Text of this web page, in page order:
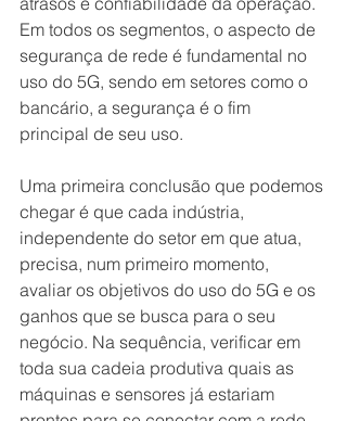
Em todos os segmentos, o aspecto de
segurança de rede é fundamental no
uso do 5G, sendo em setores como o
bancário, a segurança é o fim
principal de seu uso.
Uma primeira conclusão que podemos
chegar é que cada indústria,
independente do setor em que atua,
precisa, num primeiro momento,
avaliar os objetivos do uso do 5G e os
ganhos que se busca para o seu
negócio. Na sequência, verificar em
toda sua cadeia produtiva quais as
máquinas e sensores já estariam